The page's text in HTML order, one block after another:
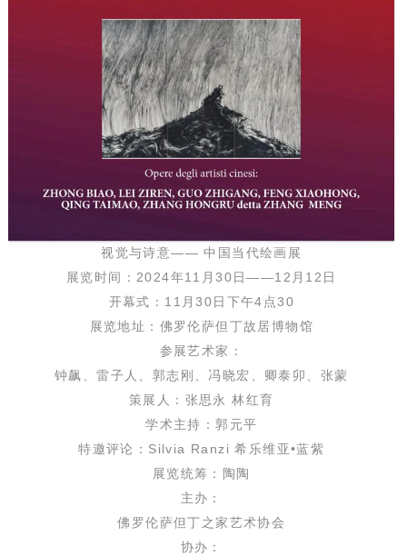
视觉与诗意—— 中国当代绘画展
展览时间：2024年11月30日——12月12日
开幕式：11月30日下午4点30
展览地址：佛罗伦萨但丁故居博物馆
参展艺术家：
钟飙、雷子人、郭志刚、冯晓宏、卿泰卯、张蒙
策展人：张思永 林红育
学术主持：郭元平
特邀评论：Silvia Ranzi 希乐维亚•蓝紫
展览统筹：陶陶
主办：
佛罗伦萨但丁之家艺术协会
协办：